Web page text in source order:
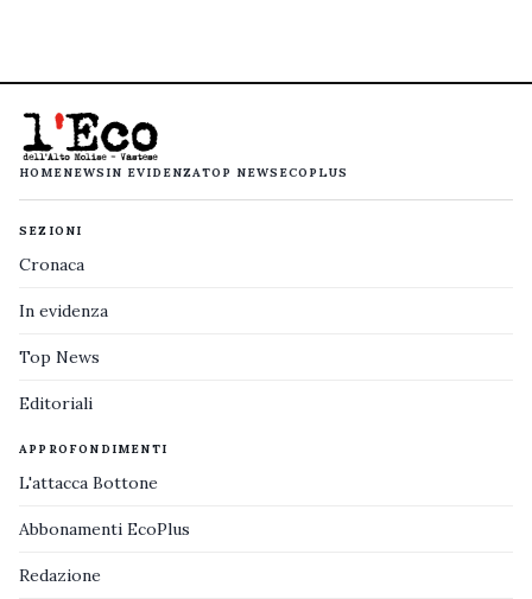
HOMENEWS IN EVIDENZATOP NEWS ECOPLUS
SEZIONI
Cronaca
In evidenza
Top News
Editoriali
APPROFONDIMENTI
L'attacca Bottone
Abbonamenti EcoPlus
Redazione